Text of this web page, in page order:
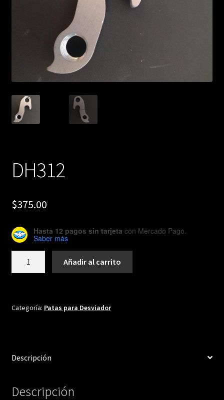
DH312
$375.00
Hasta 12 pagos sin tarjeta con Mercado Pago.
Saber más
Añadir al carrito
Categoría: Patas para Desviador
Descripción
Descripción